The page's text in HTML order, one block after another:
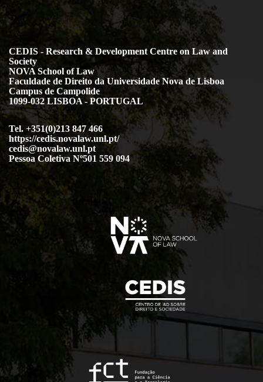
CEDIS - Research & Development Centre on Law and
Society
NOVA School of Law
Faculdade de Direito da Universidade Nova de Lisboa
Campus de Campolide
1099-032 LISBOA - PORTUGAL
Tel. +351(0)213 847 466
https://cedis.novalaw.unl.pt/
cedis@novalaw.unl.pt
Pessoa Coletiva Nº501 559 094